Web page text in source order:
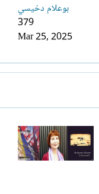
بوعلام دخيسي
379
Mar 25, 2025